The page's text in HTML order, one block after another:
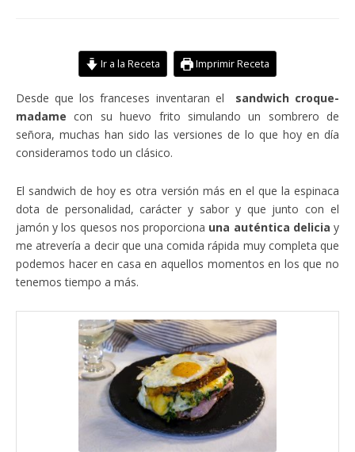
Ir a la Receta Imprimir Receta
Desde que los franceses inventaran el sandwich croque-
madamecon su huevo frito simulando un sombrero de
señora, muchas han sido las versiones de lo que hoy en día
consideramos todo un clásico.
El sandwich de hoy es otra versión más en el que la espinaca
dota de personalidad, carácter y sabor y que junto con el
jamón y los quesos nos proporciona una auténtica delicia y
me atrevería a decir que una comida rápida muy completa que
podemos hacer en casa en aquellos momentos en los que no
tenemos tiempo a más.